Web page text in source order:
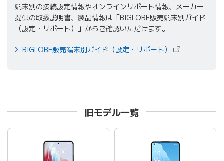
端末別の接続設定情報やオンラインサポート情報、メーカー
提供の取扱説明書、製品情報は「BIGLOBE販売端末別ガイド
（設定・サポート）」からご確認いただけます。
BIGLOBE販売端末別ガイド（設定・サポート） （新しいタブで
旧モデル一覧